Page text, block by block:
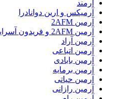
آرمند
آرمیکس و ارین دوانادرا
آرمین 2AFM
آرمین 2AFM و فریدون آسرایی
آرمین آراد
آرمین اتباعی
آرمین بابادی
آرمین برمایه
آرمین حیاتی
آرمین رازانی